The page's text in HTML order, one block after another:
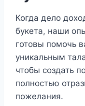
Когда дело
букета, наши
готовы помочь
уникальным
чтобы создать
полностью
пожелания.